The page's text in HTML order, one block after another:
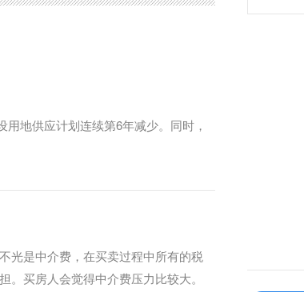
地供应计划连续第6年减少。同时，
光是中介费，在买卖过程中所有的税
买房人会觉得中介费压力比较大。